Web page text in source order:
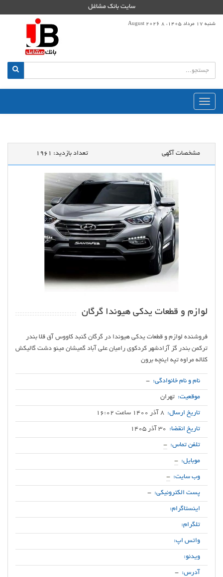
سایت بانک مشاغل
شنبه 17 مرداد 1405، 8 August 2026
منوی
اصلی
مشخصات آگهی تعداد بازدید:
لوازم و قطعات یدکی هیوندا گرگان
فروشنده لوازم و قطعات یدکی هیوندا در گرگان گنبد کاووس آق قلا بندر
ترکمن بندر گز آزادشهر کردکوی رامیان علی آباد گمیشان مینو دشت گالیکش
کلاله مراوه تپه اینچه برون
نام و نام خانوادگی: -
موقعیت: تهران
تاریخ ارسال: 8 آذر 1400 ساعت 16:02
تاریخ انقضا: 30 آذر 1405
تلفن تماس: -
موبایل: -
وب سایت: -
پست الکترونیکی: -
اینستاگرام:
تلگرام:
واتس اپ:
ویدئو:
آدرس: -